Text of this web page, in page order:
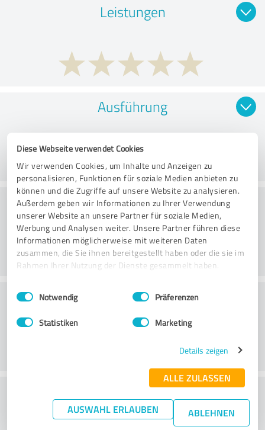
Diese Webseite verwendet Cookies
Wir verwenden Cookies, um Inhalte und Anzeigen zu
personalisieren, Funktionen für soziale Medien anbieten zu
können und die Zugriffe auf unsere Website zu analysieren.
Außerdem geben wir Informationen zu Ihrer Verwendung
unserer Website an unsere Partner für soziale Medien,
Werbung und Analysen weiter. Unsere Partner führen diese
Informationen möglicherweise mit weiteren Daten
zusammen, die Sie ihnen bereitgestellt haben oder die sie im
Rahmen Ihrer Nutzung der Dienste gesammelt haben.
Impressum Datenschutzbestimmungen
Einwilligungsauswahl
Notwendig Präferenzen
Statistiken Marketing
Details zeigen
ALLE ZULASSEN
AUSWAHL ERLAUBEN ABLEHNEN
Leistungen
Ausführung
Beratung
Kundenservice
Wie beurteilen Sie das
Preis-/Leistungsverhältnis?